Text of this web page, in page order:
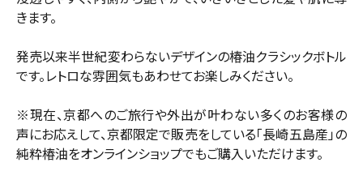
きます。
発売以来半世紀変わらないデザインの椿油クラシックボトル
です。レトロな雰囲気もあわせてお楽しみください。
※現在、京都へのご旅行や外出が叶わない多くのお客様の
声にお応えして、京都限定で販売をしている「長崎五島産」の
純粋椿油をオンラインショップでもご購入いただけます。